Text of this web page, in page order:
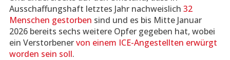
Ausschaffungshaft letztes Jahr nachweislich 32
Menschen gestorben sind und es bis Mitte Januar
2026 bereits sechs weitere Opfer gegeben hat, wobei
ein Verstorbenervon einem ICE-Angestellten erwürgt
worden sein soll.